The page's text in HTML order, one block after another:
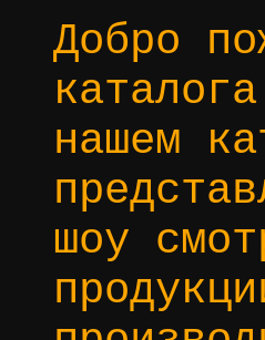
Добро
нашем
шоу